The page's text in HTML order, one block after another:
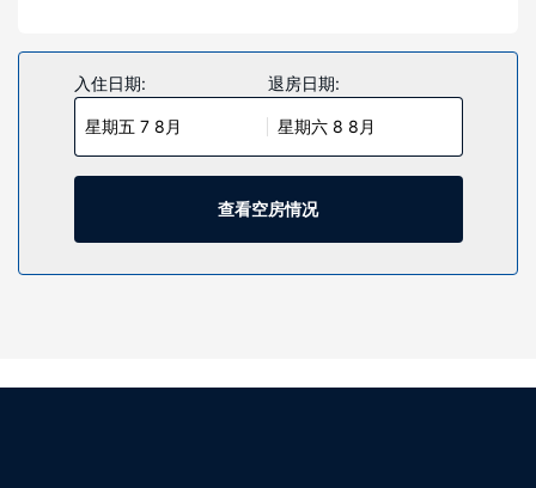
入住日期:
星期五 7 8月
退房日期:
星期六 8 8月
查看空房情况